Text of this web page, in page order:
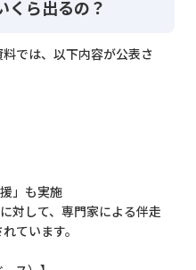
くら出るの？
では、以下内容が公表さ
」も実施
対して、専門家による伴走
ています。